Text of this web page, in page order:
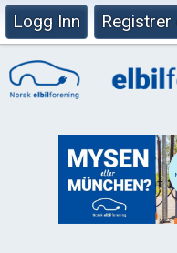
Logg Inn Registrer